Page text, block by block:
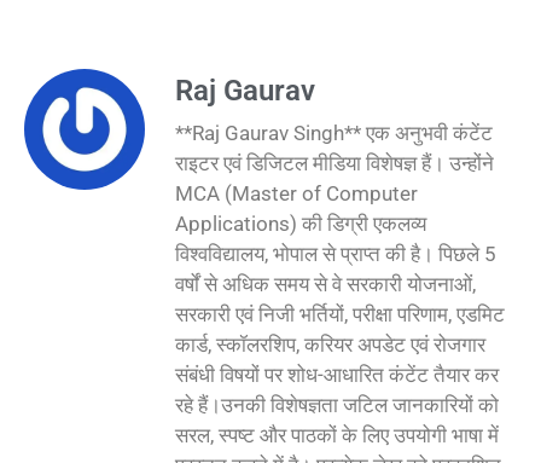
Raj Gaurav
**Raj Gaurav Singh** एक अनुभवी कंटेंट
राइटर एवं डिजिटल मीडिया विशेषज्ञ हैं। उन्होंने
MCA (Master of Computer
Applications) की डिग्री एकलव्य
विश्वविद्यालय, भोपाल से प्राप्त की है। पिछले 5
वर्षों से अधिक समय से वे सरकारी योजनाओं,
सरकारी एवं निजी भर्तियों, परीक्षा परिणाम, एडमिट
कार्ड, स्कॉलरशिप, करियर अपडेट एवं रोजगार
संबंधी विषयों पर शोध-आधारित कंटेंट तैयार कर
रहे हैं।उनकी विशेषज्ञता जटिल जानकारियों को
सरल, स्पष्ट और पाठकों के लिए उपयोगी भाषा में